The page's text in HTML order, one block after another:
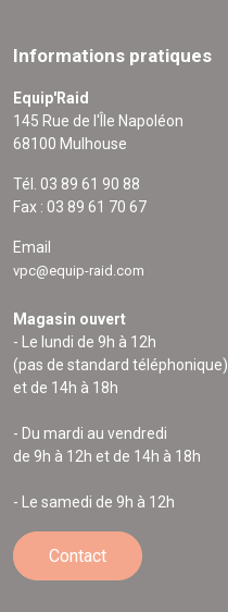
Informations pratiques
Equip'Raid
145 Rue de l'Île Napoléon
68100 Mulhouse
Tél. 03 89 61 90 88
Fax : 03 89 61 70 67
Email
vpc@equip-raid.com
Magasin ouvert
- Le lundi de 9h à 12h
(pas de standard téléphonique)
et de 14h à 18h
- Du mardi au vendredi
de 9h à 12h et de 14h à 18h
- Le samedi de 9h à 12h
Contact